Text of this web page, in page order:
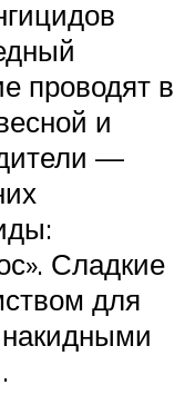
проводят в
и
—
Сладкие
для